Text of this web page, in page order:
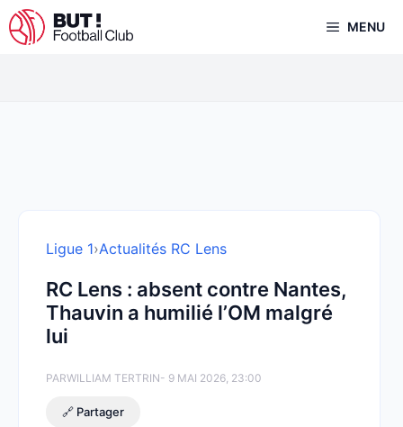
Aller
au
MENU
Ligue 1›Actualités RC Lens
RC Lens : absent contre Nantes,
Thauvin a humilié l’OM malgré
lui
PARWILLIAM TERTRIN- 9 MAI 2026, 23:00
🔗 Partager